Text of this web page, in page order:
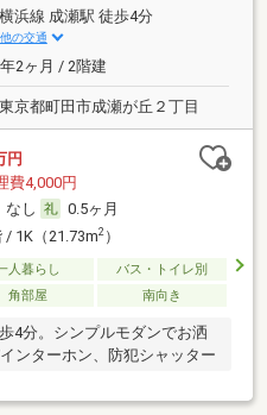
横浜線 成瀬駅 徒歩4分
の交通
2ヶ月 / 2階建
東京都町田市成瀬が丘２丁目
円
費4,000円
なし
0.5ヶ月
/ 1K（21.73m2）
人暮らし
バス・トイレ別
角部屋 南向き
4分。シンプルモダンでお洒
ンターホン、防犯シャッター